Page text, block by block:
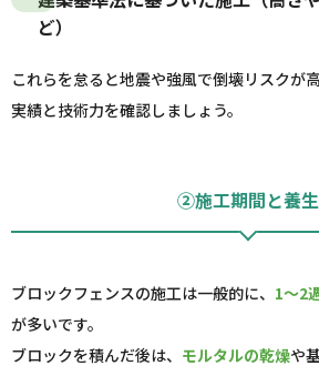
ど）
これらを怠ると地震や強風で倒壊リスクが
実績と技術力を確認しましょう。
②施工期間と養生
ブロックフェンスの施工は一般的に、 1～2
が多いです。
ブロックを積んだ後は、 モルタルの乾燥や